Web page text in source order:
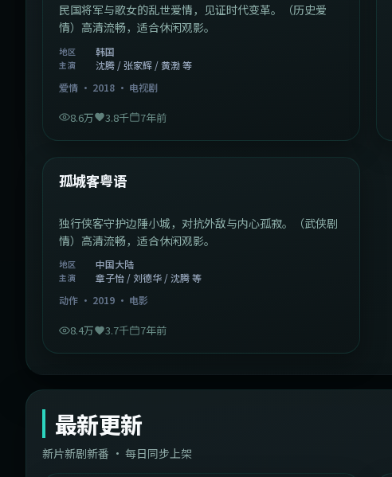
民国将军与歌女的乱世爱情，见证时代变革。（历史爱
情）高清流畅，适合休闲观影。
地区 韩国
主演
沈腾 / 张家辉 / 黄渤 等
爱情 · 2018 · 电视剧
8.6万 3.8千 7年前
热门
中国大陆
孤城客粤语
独行侠客守护边陲小城，对抗外敌与内心孤寂。（武侠剧
情）高清流畅，适合休闲观影。
地区 中国大陆
主演
章子怡 / 刘德华 / 沈腾 等
动作 · 2019 · 电影
8.4万 3.7千 7年前
最新更新
新片新剧新番 · 每日同步上架
中国大陆